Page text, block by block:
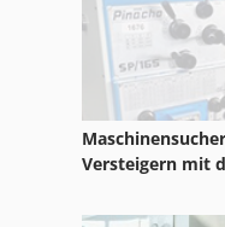
Spm 113
Versteigern mit